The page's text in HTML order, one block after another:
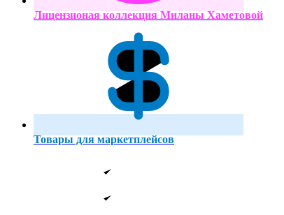
Лицензионая коллекция Миланы Хаметовой
Товары для маркетплейсов